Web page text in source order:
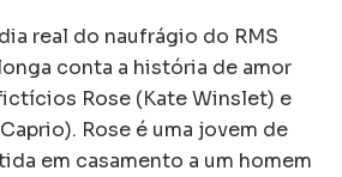
real do naufrágio do RMS
conta a história de amor
Rose (Kate Winslet) e
Rose é uma jovem de
em casamento a um homem